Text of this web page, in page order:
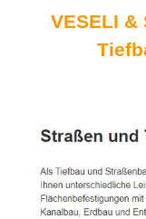
VESELI &